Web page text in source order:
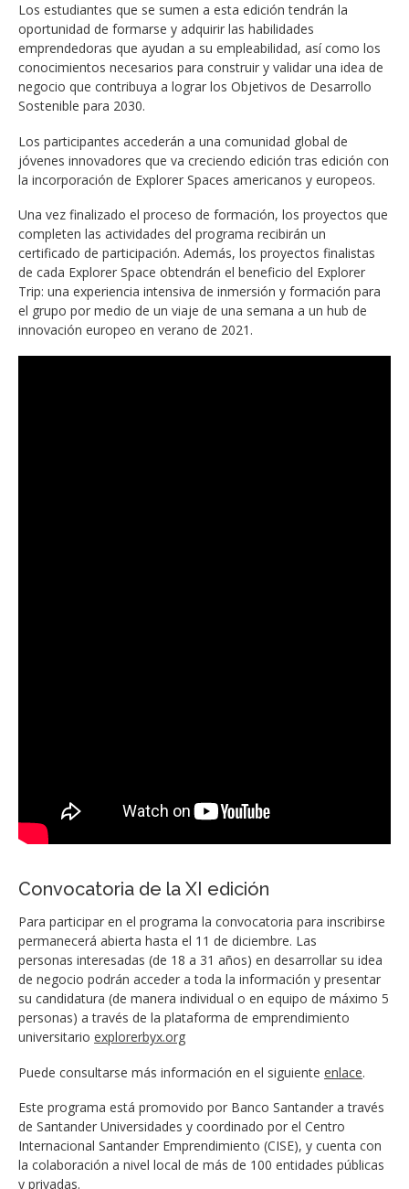
Los estudiantes que se sumen a esta edición tendrán la
oportunidad de formarse y adquirir las habilidades
emprendedoras que ayudan a su empleabilidad, así como los
conocimientos necesarios para construir y validar una idea de
negocio que contribuya a lograr los Objetivos de Desarrollo
Sostenible para 2030.
Los participantes accederán a una comunidad global de
jóvenes innovadores que va creciendo edición tras edición con
la incorporación de Explorer Spaces americanos y europeos.
Una vez finalizado el proceso de formación, los proyectos que
completen las actividades del programa recibirán un
certificado de participación. Además, los proyectos finalistas
de cada Explorer Space obtendrán el beneficio del Explorer
Trip: una experiencia intensiva de inmersión y formación para
el grupo por medio de un viaje de una semana a un hub de
innovación europeo en verano de 2021.
Convocatoria de la XI edición
Para participar en el programa la convocatoria para inscribirse
permanecerá abierta hasta el 11 de diciembre. Las
personas interesadas (de 18 a 31 años) en desarrollar su idea
de negocio podrán acceder a toda la información y presentar
su candidatura (de manera individual o en equipo de máximo 5
personas) a través de la plataforma de emprendimiento
universitario explorerbyx.org
Puede consultarse más información en el siguiente enlace.
Este programa está promovido por Banco Santander a través
de Santander Universidades y coordinado por el Centro
Internacional Santander Emprendimiento (CISE), y cuenta con
la colaboración a nivel local de más de 100 entidades públicas
y privadas.